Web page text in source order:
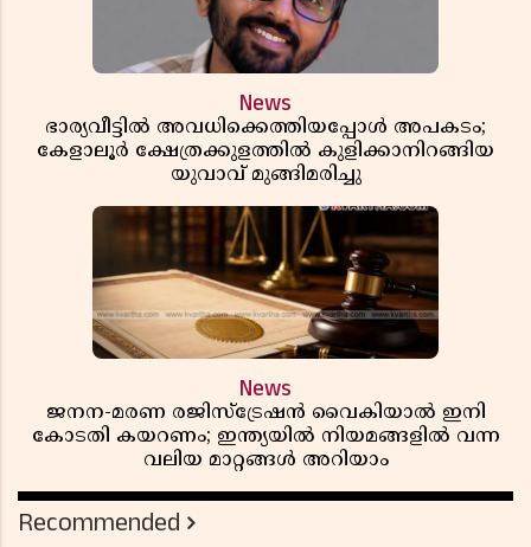
News
ഭാര്യവീട്ടിൽ അവധിക്കെത്തിയപ്പോൾ അപകടം;
കേളാലൂർ ക്ഷേത്രക്കുളത്തിൽ കുളിക്കാനിറങ്ങിയ
യുവാവ് മുങ്ങിമരിച്ചു
News
ജനന-മരണ രജിസ്ട്രേഷൻ വൈകിയാൽ ഇനി
കോടതി കയറണം; ഇന്ത്യയിൽ നിയമങ്ങളിൽ വന്ന
വലിയ മാറ്റങ്ങൾ അറിയാം
Recommended